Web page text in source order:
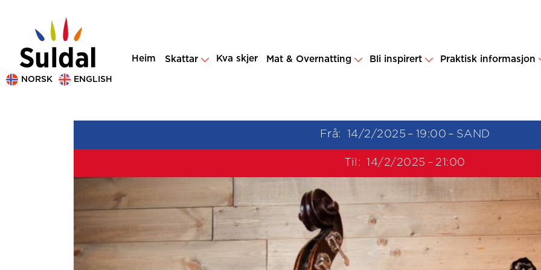
Heim Skattar Kva skjer Mat & Overnatting Bli inspirert Praktisk informasjon
NORSK ENGLISH
Frå: 14/2/2025 – 19:00 – SAND
Til: 14/2/2025 – 21:00